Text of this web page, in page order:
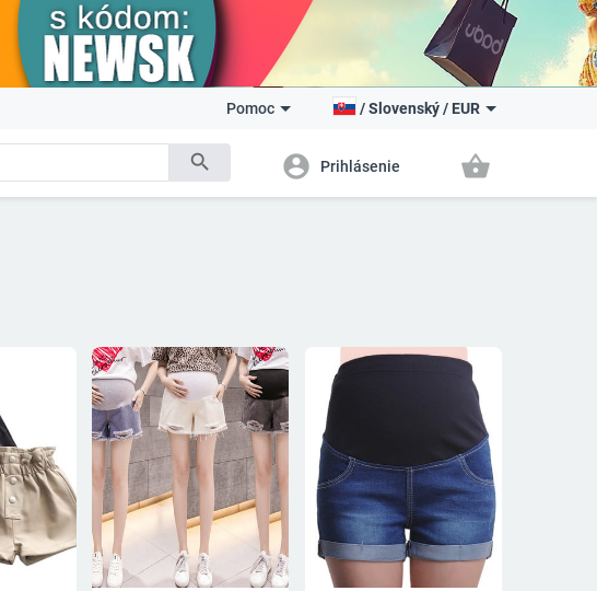
search
Pomoc /Slovenský/ EUR
account_circle Prihlásenie shopping_basket